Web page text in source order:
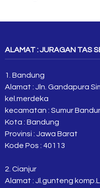
ALAMAT : JURAGAN TAS
1. Bandung
Alamat : Jln. Gandapura
kel.merdeka
kecamatan : Sumur
Kota : Bandung
Provinsi : Jawa Barat
Kode Pos : 40113
2. Cianjur
Alamat : Jl.gunteng